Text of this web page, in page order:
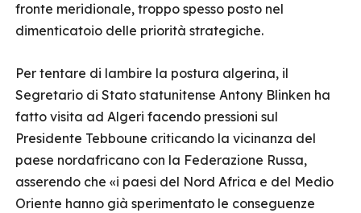
fronte meridionale, troppo spesso posto nel
dimenticatoio delle priorità strategiche.
Per tentare di lambire la postura algerina, il
Segretario di Stato statunitense Antony Blinken ha
fatto visita ad Algeri facendo pressioni sul
Presidente Tebboune criticando la vicinanza del
paese nordafricano con la Federazione Russa,
asserendo che «i paesi del Nord Africa e del Medio
Oriente hanno già sperimentato le conseguenze